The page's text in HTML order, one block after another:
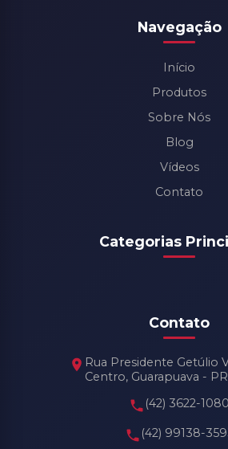
Navegação
Início
Produtos
Sobre Nós
Blog
Vídeos
Contato
Categorias
Contato
Rua Presidente Getúlio
Centro, Guarapuava - PR
(42) 3622-1080
(42) 99138-